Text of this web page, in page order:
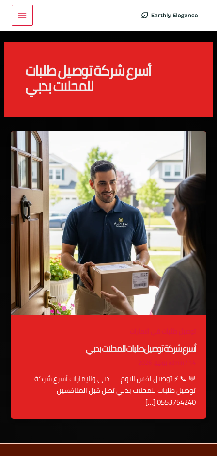
المحتوى
Main
Menu
أسرع شركة توصيل طلبات
للمحلات بدبي
توصيل طلبات في الامارات
أسرع شركة توصيل طلبات للمحلات بدبي
admin/ 14 يونيو، 2026
💬 📞 ⚡ توصيل نفس اليوم — دبي والإمارات أسرع شركة
توصيل طلبات للمحلات بدبي تصل قبل المنافسين —
0553754240 […]